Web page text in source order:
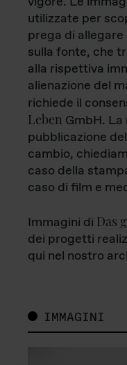
utilizzate per
prega di
sulla fonte, che
alla rispettiva
alienazione del
richiede il
Leben GmbH. La
pubblicazione
cambio,
caso della
caso di film e
Immagini di Das
dei progetti
qui nel nostro
IMMAGINI